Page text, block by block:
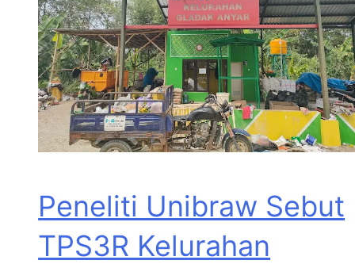
Peneliti Unibraw Sebut
TPS3R Kelurahan